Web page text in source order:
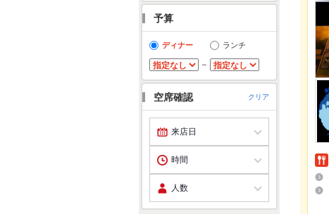
予算
ディナー ランチ
～
空席確認 クリア